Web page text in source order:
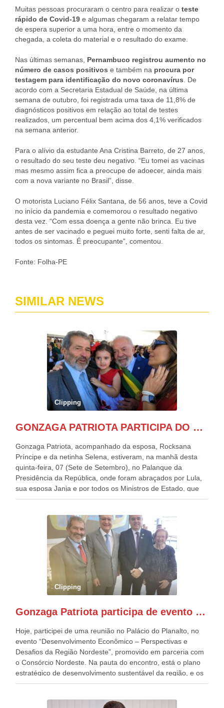
Muitas pessoas procuraram o centro para realizar o teste
rápido de Covid-19 e algumas chegaram a relatar tempo
de espera superior a uma hora, entre o momento da
chegada, a coleta do material e o resultado do exame.
Nas últimas semanas, Pernambuco registrou aumento no
número de casos positivos e também na procura por
testagem para identificação do novo coronavírus . De
acordo com a Secretaria Estadual de Saúde, na última
semana de outubro, foi registrada uma taxa de 11,8% de
diagnósticos positivos em relação ao total de testes
realizados, um percentual bem acima dos 4,1% verificados
na semana anterior.
Para o alívio da estudante Ana Cristina Barreto, de 27 anos,
o resultado do seu teste deu negativo. “Eu tomei as vacinas
mas mesmo assim fica a preocupe de adoecer, ainda mais
com a nova variante no Brasil”, disse.
O motorista Luciano Félix Santana, de 56 anos, teve a Covid
no início da pandemia e comemorou o resultado negativo
desta vez. “Com essa doença a gente não brinca. Eu tive
antes de ser vacinado e peguei muito forte, senti falta de ar,
todos os sintomas. É preocupante”, comentou.
Fonte: Folha-PE
SIMILAR NEWS
Clipping
GONZAGA PATRIOTA PARTICIPA DO DESFILE DA INDEPENDÊNCIA NO PALANQUE DA PRESIDÊNCIA DA REPÚBLICA E É ABRAÇADO POR LULA E POR GERALDO ALCKMIN.
Gonzaga Patriota, acompanhado da esposa, Rocksana
Príncipe e da netinha Selena, estiveram, na manhã desta
quinta-feira, 07 (Sete de Setembro), no Palanque da
Presidência da República, onde foram abraçados por Lula,
sua esposa Janja e por todos os Ministros de Estado, que
estavam presentes, nos Desfiles da Independência da
outros desfiles, na Esplanada dos Ministérios, disse ter sido
o deste ano, o maior e o mais organizado de todos. “Há
quatro décadas, como Patriota até no nome, participo
anualmente dos desfiles de Sete de Setembro, na
Esplanada dos Ministérios, em Brasília. Este ano, o governo
preparou espaços com cadeiras e coberturas, para 30.000
pessoas, só que o número de Patriotas Brasileiros
Independentes, dobrou na Esplanada. Eu, Lula e os
Patriota.
Clipping
Gonzaga Patriota participa de evento em prol do desenvolvimento do Nordeste
Hoje, participei de uma reunião no Palácio do Planalto, no
evento “Desenvolvimento Econômico – Perspectivas e
Desafios da Região Nordeste”, promovido em parceria com
o Consórcio Nordeste. Na pauta do encontro, está o plano
estratégico de desenvolvimento sustentável da região, e os
desafios para a elaboração de políticas públicas, que
evento contou com a presença do Vice-presidente Geraldo